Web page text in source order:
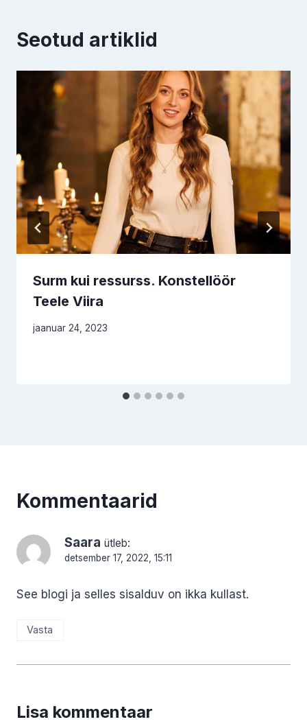
Seotud artiklid
Surm kui ressurss. Konstellöör
Teele Viira
jaanuar 24, 2023
Kommentaarid
Saara ütleb:
detsember 17, 2022, 15:11
See blogi ja selles sisalduv on ikka kullast.
Vasta
Lisa kommentaar